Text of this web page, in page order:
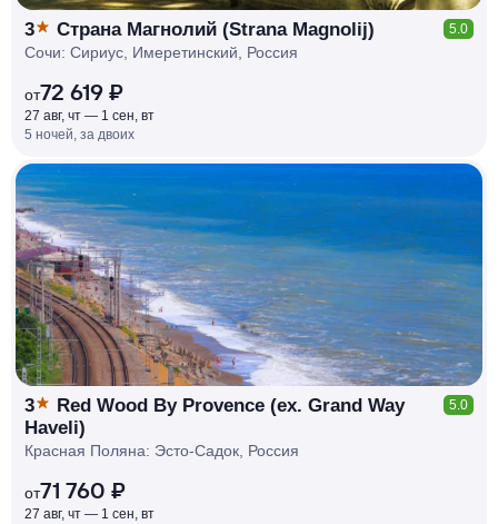
3 Страна Магнолий (Strana Magnolij) 5.0
Сочи: Сириус, Имеретинский, Россия
от72 619 ₽
27 авг, чт — 1 сен, вт
5 ночей, за двоих
КЕШБЭК
РУБЛЯ
МИ
Д
О 7
%
3
Red Wood By Provence (ex. Grand Way
Haveli)
5.0
Красная Поляна: Эсто-Садок, Россия
от71 760 ₽
27 авг, чт — 1 сен, вт